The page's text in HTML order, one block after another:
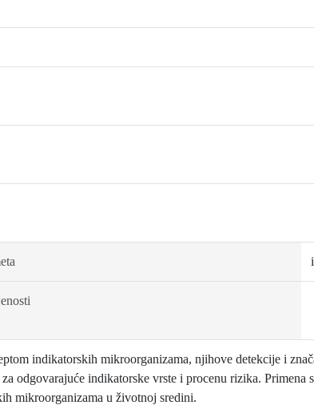
indikatorskih mikroorganizama, njihove detekcije i
odgovarajuće indikatorske vrste i procenu rizika. Primena
mikroorganizama u životnoj sredini.